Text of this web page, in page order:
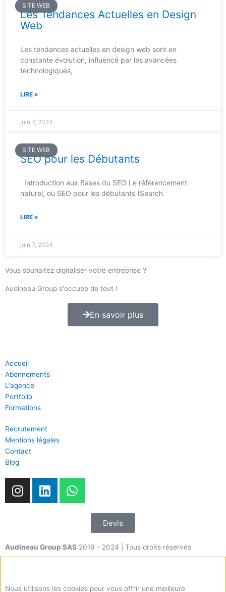
SITE WEB
Les Tendances Actuelles en Design
Web
Les tendances actuelles en design web sont en
constante évolution, influencé par les avancées
technologiques,
LIRE »
juin 7, 2024
SITE WEB
SEO pour les Débutants
Introduction aux Bases du SEO Le référencement
naturel, ou SEO pour les débutants (Search
LIRE »
juin 7, 2024
Vous souhaitez digitaliser votre entreprise ?
Audineau Group s'occupe de tout !
En savoir plus
Accueil
Abonnements
L'agence
Portfolio
Formations
Recrutement
Mentions légales
Contact
Blog
I
n
g
r
m
L
i
d
i
W
h
a
p
Devis
Audineau Group SAS 2019 - 2024 | Tous droits réservés
Nous utilisons les cookies pour vous offrir une meilleure